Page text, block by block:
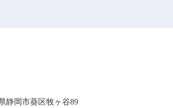
静岡市葵区牧ヶ谷89